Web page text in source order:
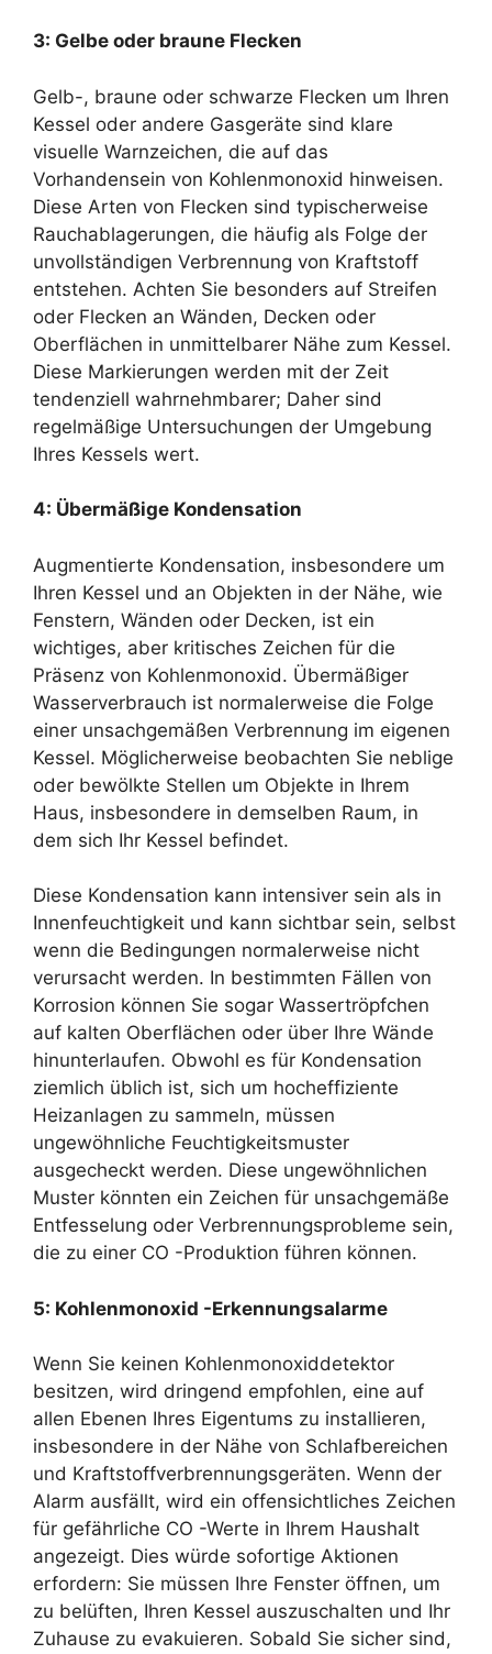
3: Gelbe oder braune Flecken
Gelb-, braune oder schwarze Flecken um Ihren
Kessel oder andere Gasgeräte sind klare
visuelle Warnzeichen, die auf das
Vorhandensein von Kohlenmonoxid hinweisen.
Diese Arten von Flecken sind typischerweise
Rauchablagerungen, die häufig als Folge der
unvollständigen Verbrennung von Kraftstoff
entstehen. Achten Sie besonders auf Streifen
oder Flecken an Wänden, Decken oder
Oberflächen in unmittelbarer Nähe zum Kessel.
Diese Markierungen werden mit der Zeit
tendenziell wahrnehmbarer; Daher sind
regelmäßige Untersuchungen der Umgebung
Ihres Kessels wert.
4: Übermäßige Kondensation
Augmentierte Kondensation, insbesondere um
Ihren Kessel und an Objekten in der Nähe, wie
Fenstern, Wänden oder Decken, ist ein
wichtiges, aber kritisches Zeichen für die
Präsenz von Kohlenmonoxid. Übermäßiger
Wasserverbrauch ist normalerweise die Folge
einer unsachgemäßen Verbrennung im eigenen
Kessel. Möglicherweise beobachten Sie neblige
oder bewölkte Stellen um Objekte in Ihrem
Haus, insbesondere in demselben Raum, in
dem sich Ihr Kessel befindet.
Diese Kondensation kann intensiver sein als in
Innenfeuchtigkeit und kann sichtbar sein, selbst
wenn die Bedingungen normalerweise nicht
verursacht werden. In bestimmten Fällen von
Korrosion können Sie sogar Wassertröpfchen
auf kalten Oberflächen oder über Ihre Wände
hinunterlaufen. Obwohl es für Kondensation
ziemlich üblich ist, sich um hocheffiziente
Heizanlagen zu sammeln, müssen
ungewöhnliche Feuchtigkeitsmuster
ausgecheckt werden. Diese ungewöhnlichen
Muster könnten ein Zeichen für unsachgemäße
Entfesselung oder Verbrennungsprobleme sein,
die zu einer CO -Produktion führen können.
5: Kohlenmonoxid -Erkennungsalarme
Wenn Sie keinen Kohlenmonoxiddetektor
besitzen, wird dringend empfohlen, eine auf
allen Ebenen Ihres Eigentums zu installieren,
insbesondere in der Nähe von Schlafbereichen
und Kraftstoffverbrennungsgeräten. Wenn der
Alarm ausfällt, wird ein offensichtliches Zeichen
für gefährliche CO -Werte in Ihrem Haushalt
angezeigt. Dies würde sofortige Aktionen
erfordern: Sie müssen Ihre Fenster öffnen, um
zu belüften, Ihren Kessel auszuschalten und Ihr
Zuhause zu evakuieren. Sobald Sie sicher sind,